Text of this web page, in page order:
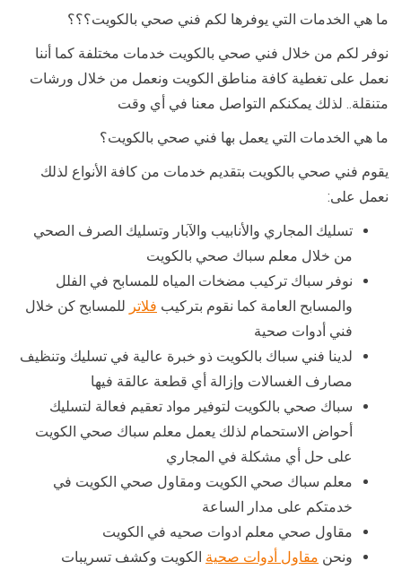
ما هي الخدمات التي يوفرها لكم فني صحي بالكويت؟؟؟
نوفر لكم من خلال فني صحي بالكويت خدمات مختلفة كما أننا
نعمل على تغطية كافة مناطق الكويت ونعمل من خلال ورشات
متنقلة.. لذلك يمكنكم التواصل معنا في أي وقت
ما هي الخدمات التي يعمل بها فني صحي بالكويت؟
يقوم فني صحي بالكويت بتقديم خدمات من كافة الأنواع لذلك
نعمل على:
تسليك المجاري والأنابيب والآبار وتسليك الصرف الصحي
من خلال معلم سباك صحي بالكويت
نوفر سباك تركيب مضخات المياه للمسابح في الفلل
والمسابح العامة كما نقوم بتركيب فلاتر للمسابح كن خلال
فني أدوات صحية
لدينا فني سباك بالكويت ذو خبرة عالية في تسليك وتنظيف
مصارف الغسالات وإزالة أي قطعة عالقة فيها
سباك صحي بالكويت لتوفير مواد تعقيم فعالة لتسليك
أحواض الاستحمام لذلك يعمل معلم سباك صحي الكويت
على حل أي مشكلة في المجاري
معلم سباك صحي الكويت ومقاول صحي الكويت في
خدمتكم على مدار الساعة
مقاول صحي معلم ادوات صحيه في الكويت
ونحن مقاول أدوات صحية الكويت وكشف تسريبات